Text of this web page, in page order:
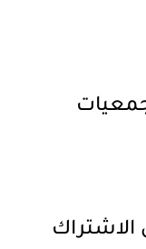
الاشتراك